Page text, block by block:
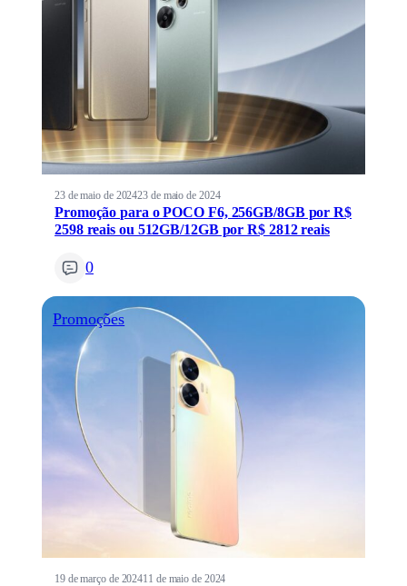
23 de maio de 202423 de maio de 2024
Promoção para o POCO F6, 256GB/8GB por R$
2598 reais ou 512GB/12GB por R$ 2812 reais
0
Promoções
19 de março de 202411 de maio de 2024